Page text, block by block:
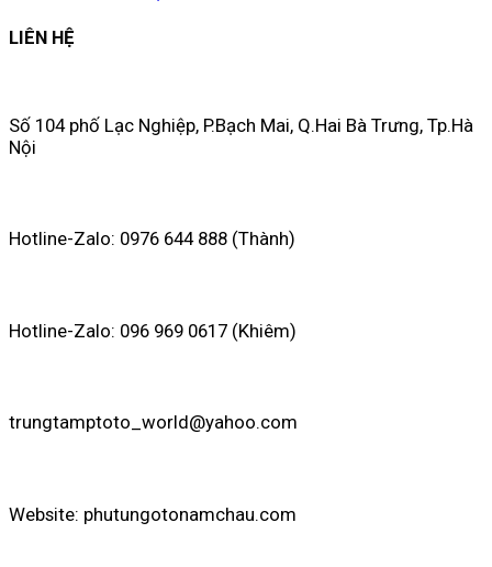
LIÊN HỆ
Số 104 phố Lạc Nghiệp, P.Bạch Mai, Q.Hai Bà Trưng, Tp.Hà
Nội
Hotline-Zalo: 0976 644 888 (Thành)
Hotline-Zalo: 096 969 0617 (Khiêm)
trungtamptoto_world@yahoo.com
Website: phutungotonamchau.com